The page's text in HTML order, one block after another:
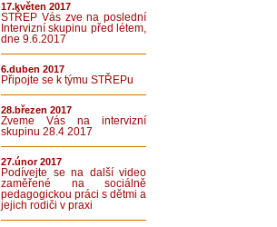
17.květen 2017
STŘEP Vás zve na poslední
Intervizní skupinu před létem,
dne 9.6.2017
6.duben 2017
Připojte se k týmu STŘEPu
28.březen 2017
Zveme Vás na intervizní
skupinu 28.4 2017
27.únor 2017
Podívejte se na další video
zaměřené na sociálně
pedagogickou práci s dětmi a
jejich rodiči v praxi